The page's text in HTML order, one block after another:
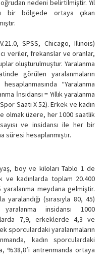
nedeni belirtilmiştir. Yıl
bir bölgede ortaya çıkan
SPSS, Chicago, Illinois)
veriler, frekanslar ve oranlar,
oluşturulmuştur. Yaralanma
görülen yaralanmaların
“Yaralanma
İnsidansı = Yıllık yaralanma
Spor Saati X 52). Erkek ve kadın
olmak üzere, her 1000 saatlik
ve insidansı ile her bir
süresi hesaplanmıştır.
yaş, boy ve kiloları Tablo 1 de
kadınlarda toplam 20.400
meydana gelmiştir.
(sırasıyla 80, 45)
insidansı 1000
7,9, erkeklerde 4,3 ve
sporculardaki yaralanmaların
kadın sporculardaki
%38,8’i antrenmanda ortaya